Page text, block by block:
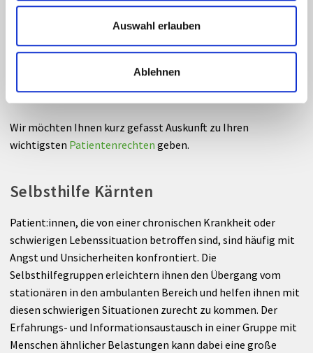
Auswahl erlauben
Ablehnen
Aufgang der Tiefgarage, zur Verfügung. Bitte achten Sie auf
die grün gekennzeichnete rauchfreie Zone.
Ihre Rechte und unsere Pflichten
Wir möchten Ihnen kurz gefasst Auskunft zu Ihren
wichtigsten Patientenrechten geben.
Selbsthilfe Kärnten
Patient:innen, die von einer chronischen Krankheit oder
schwierigen Lebenssituation betroffen sind, sind häufig mit
Angst und Unsicherheiten konfrontiert. Die
Selbsthilfegruppen erleichtern ihnen den Übergang vom
stationären in den ambulanten Bereich und helfen ihnen mit
diesen schwierigen Situationen zurecht zu kommen. Der
Erfahrungs- und Informationsaustausch in einer Gruppe mit
Menschen ähnlicher Belastungen kann dabei eine große